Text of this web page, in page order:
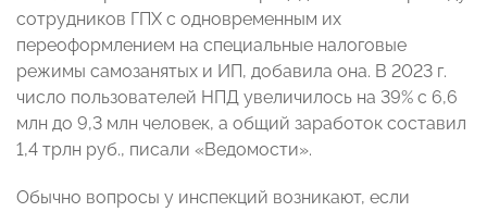
сотрудников ГПХ с одновременным их
переоформлением на специальные налоговые
режимы самозанятых и ИП, добавила она. В 2023 г.
число пользователей НПД увеличилось на 39% с 6,6
млн до 9,3 млн человек, а общий заработок составил
1,4 трлн руб., писали «Ведомости».
Обычно вопросы у инспекций возникают, если